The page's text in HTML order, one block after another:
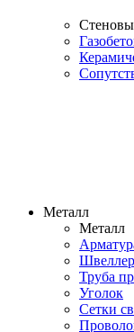
Металл
Металл
Швеллер
Труба
Уголок
Сетки